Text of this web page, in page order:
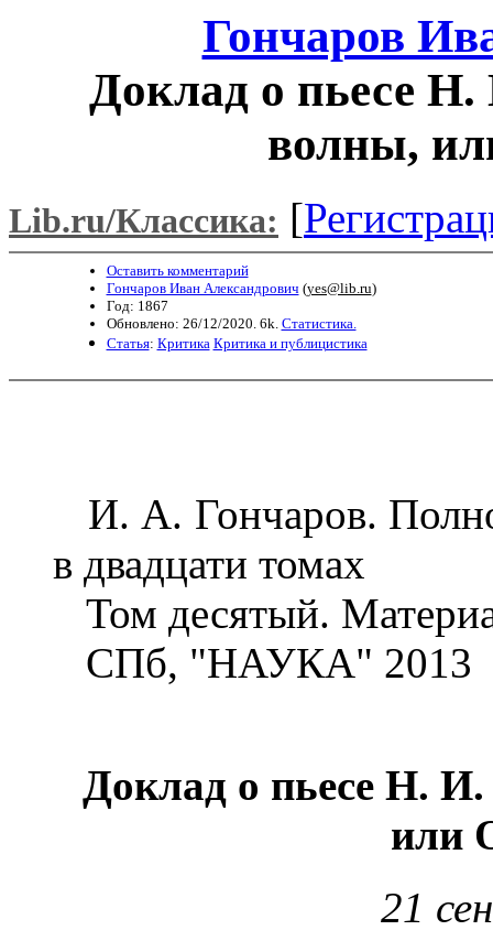
Гончаров
Доклад о пьесе
волны,
Lib.ru/Классика: [
Оставить комментарий
Гончаров Иван Александрович (yes@lib.ru)
Год: 1867
Обновлено: 26/12/2020. 6k. Статистика.
Статья: Критика Критика и публицистика
И. А. Гончаров.
в двадцати томах
Том десятый.
СПб, "НАУКА" 2013
Доклад о пьесе Н.
или
21